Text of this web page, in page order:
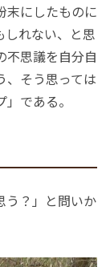
末にしたものに
しれない、と思
不思議を自分自
、そう思っては
である。
う？」と問いか